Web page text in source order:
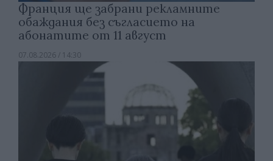
Франция ще забрани рекламните
обаждания без съгласието на
абонатите от 11 август
07.08.2026 / 14:30